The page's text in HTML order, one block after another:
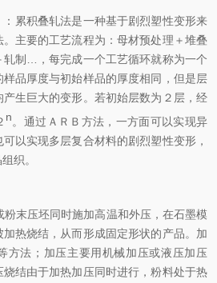
累积叠轧法是一种基于剧烈塑性变形来
主要的工艺流程为：母材预处理＋堆叠
轧制…，每完成一个工艺循环就称为一个
品厚度与初始样品的厚度相同，但是层
生巨大的变形。若初始层数为２层，经
n。通过ＡＲＢ方法，一方面可以实现异
以实现多层复合材料的剧烈塑性变形，
织。
末压坯同时施加高温和外压，在石墨模
热烧结，从而形成固定形状的产品。加
方法；加压主要用机械加压或液压加压
结由于加热加压同时进行，粉料处于热